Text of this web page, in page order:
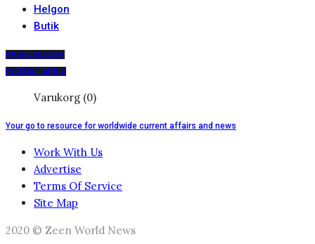
Helgon
Butik
PRENUMERERA
DIGITALT ARKIV
Varukorg (0)
Your go to resource for worldwide current affairs and news
Work With Us
Advertise
Terms Of Service
Site Map
2020 © Zeen World News